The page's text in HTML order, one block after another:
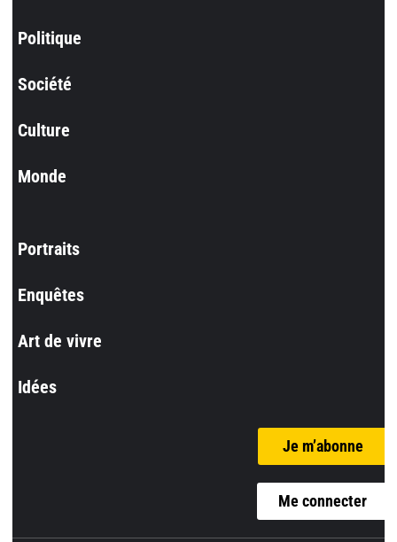
Politique
Société
Culture
Monde
Portraits
Enquêtes
Art de vivre
Idées
Je m’abonne
Me connecter